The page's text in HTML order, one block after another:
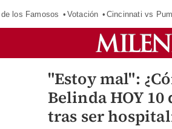
los Famosos Votación Cincinnati vs
"Estoy mal":
Belinda HOY
tras ser